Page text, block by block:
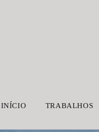
INÍCIO TRABALHOS